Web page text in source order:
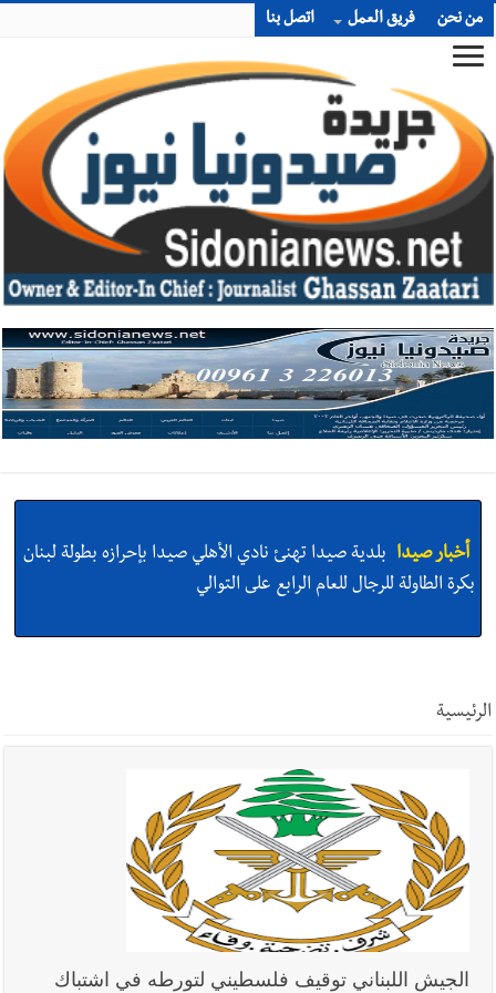
من نحن فريق العمل اتصل بنا
بكرة الطاولة للرجال للعام الرابع على التوالي
أخبار صيدا عمر مرجان يتصل برئيس النادي الرياضي مهنئا بإحراز
البطولة
أخبار صيدا مؤسسة مياه لبنان الجنوبي : انخفاض التغذية بالمياه
في صيدا نتيجة الانقطاع المتكرر لخط الخدمات الكهربائي
الرئيسية
الجيش اللبناني توقيف فلسطيني لتورطه في اشتباك